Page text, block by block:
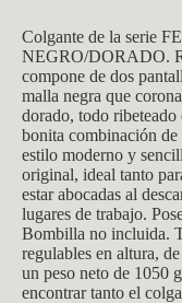
Colgante de la serie
NEGRO/DORADO.
compone de dos
malla negra que
dorado, todo ribeteado
bonita combinación
estilo moderno y
original, ideal tanto
estar abocadas al
lugares de trabajo.
Bombilla no incluida.
regulables en altura,
un peso neto de 1050
encontrar tanto el